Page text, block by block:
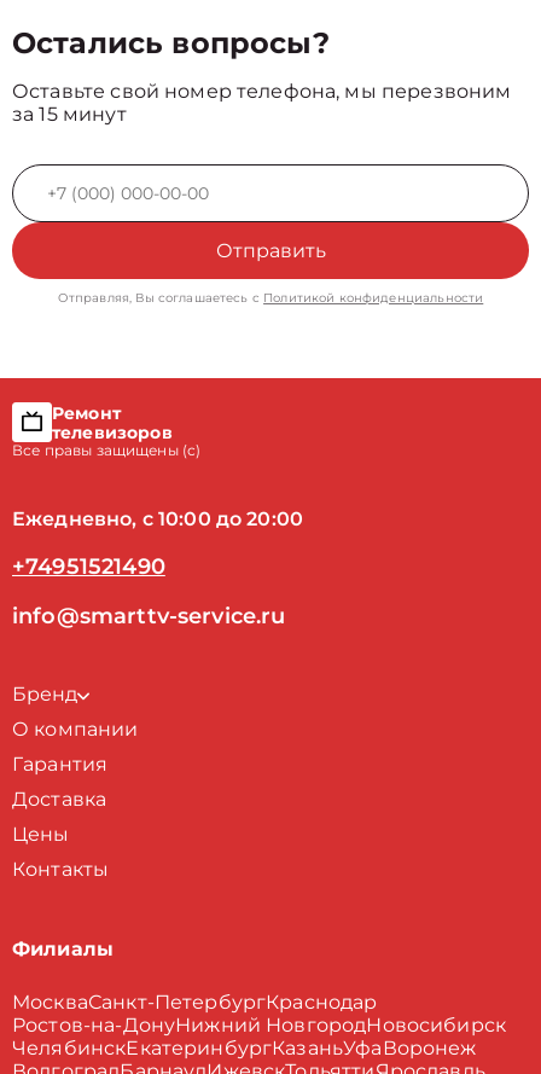
Остались вопросы?
Оставьте свой номер телефона, мы перезвоним
за 15 минут
Отправить
Отправляя, Вы соглашаетесь с Политикой конфиденциальности
Ремонт
телевизоров
Все правы защищены (с)
Ежедневно, с 10:00 до 20:00
+74951521490
info@smarttv-service.ru
Бренд
О компании
Гарантия
Доставка
Цены
Контакты
Филиалы
МоскваСанкт-ПетербургКраснодар
Ростов-на-ДонуНижний НовгородНовосибирск
ЧелябинскЕкатеринбургКазаньУфа Воронеж